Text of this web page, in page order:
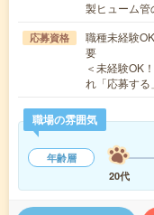
製ヒューム
応募資格
職種未経験
要
＜未経験OK
れ「応募す
職場の雰囲気
年齢層
20代